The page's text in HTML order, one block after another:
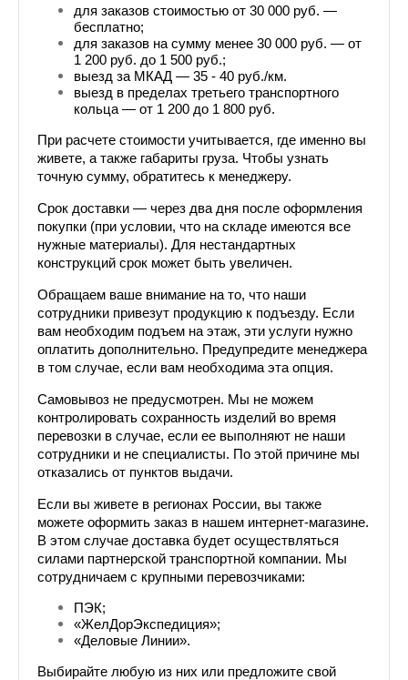
для заказов стоимостью от 30 000 руб. —
бесплатно;
для заказов на сумму менее 30 000 руб. — от
1 200 руб. до 1 500 руб.;
выезд за МКАД — 35 - 40 руб./км.
выезд в пределах третьего транспортного
кольца — от 1 200 до 1 800 руб.
При расчете стоимости учитывается, где именно вы
живете, а также габариты груза. Чтобы узнать
точную сумму, обратитесь к менеджеру.
Срок доставки — через два дня после оформления
покупки (при условии, что на складе имеются все
нужные материалы). Для нестандартных
конструкций срок может быть увеличен.
Обращаем ваше внимание на то, что наши
сотрудники привезут продукцию к подъезду. Если
вам необходим подъем на этаж, эти услуги нужно
оплатить дополнительно. Предупредите менеджера
в том случае, если вам необходима эта опция.
Самовывоз не предусмотрен. Мы не можем
контролировать сохранность изделий во время
перевозки в случае, если ее выполняют не наши
сотрудники и не специалисты. По этой причине мы
отказались от пунктов выдачи.
Если вы живете в регионах России, вы также
можете оформить заказ в нашем интернет-магазине.
В этом случае доставка будет осуществляться
силами партнерской транспортной компании. Мы
сотрудничаем с крупными перевозчиками:
ПЭК;
«ЖелДорЭкспедиция»;
«Деловые Линии».
Выбирайте любую из них или предложите свой